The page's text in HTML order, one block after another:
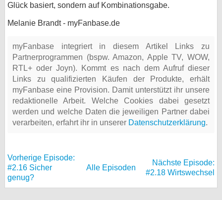
Glück basiert, sondern auf Kombinationsgabe.
Melanie Brandt - myFanbase.de
myFanbase integriert in diesem Artikel Links zu
Partnerprogrammen (bspw. Amazon, Apple TV, WOW,
RTL+ oder Joyn). Kommt es nach dem Aufruf dieser
Links zu qualifizierten Käufen der Produkte, erhält
myFanbase eine Provision. Damit unterstützt ihr unsere
redaktionelle Arbeit. Welche Cookies dabei gesetzt
werden und welche Daten die jeweiligen Partner dabei
verarbeiten, erfahrt ihr in unserer Datenschutzerklärung.
Vorherige Episode:
#2.16 Sicher
genug?
Alle Episoden
Nächste Episode:
#2.18 Wirtswechsel